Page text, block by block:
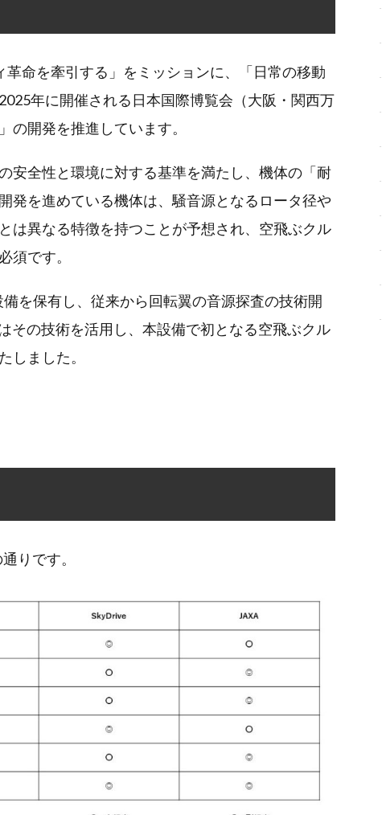
命を牽引する」をミッションに、「日常の移動
年に開催される日本国際博覧会（大阪・関西万
の開発を推進しています。
安全性と環境に対する基準を満たし、機体の「耐
発を進めている機体は、騒音源となるロータ径や
は異なる特徴を持つことが予想され、空飛ぶクル
須です。
を保有し、従来から回転翼の音源探査の技術開
その技術を活用し、本設備で初となる空飛ぶクル
しました。
りです。